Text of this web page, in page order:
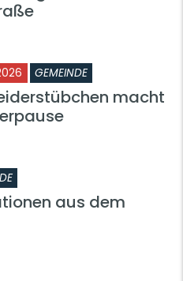
GEMEINDE
macht
aus dem